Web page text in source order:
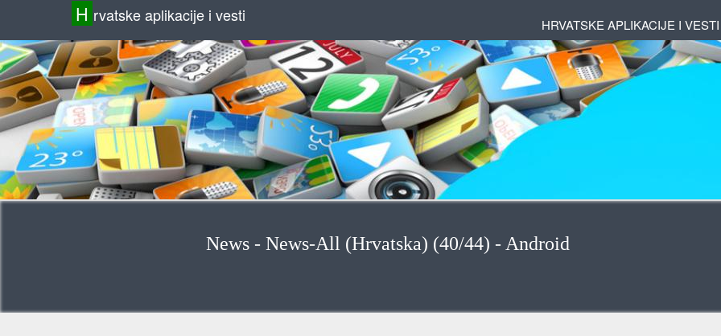
H rvatske aplikacije i vesti HRVATSKE APLIKACIJE I VESTI
News - News-All (Hrvatska) (40/44) - Android